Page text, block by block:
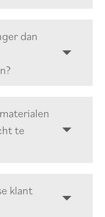
dan
te
klant